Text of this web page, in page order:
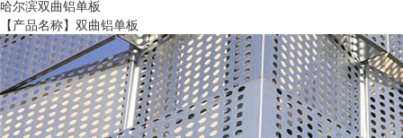
哈尔滨双曲铝单板
【产品名称】双曲铝单板